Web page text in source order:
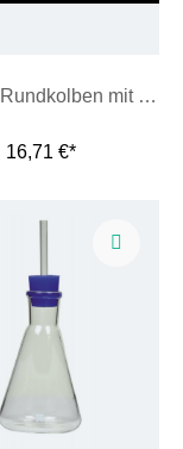
Dreihals-Rundkolben mit schrägen Seitenhälsen
16,71 €*